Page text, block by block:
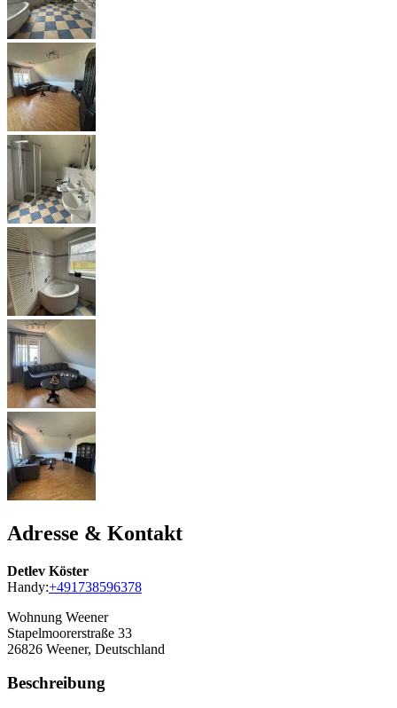
Adresse & Kontakt
Detlev Köster
Handy:+491738596378
Wohnung Weener
Stapelmoorerstraße 33
26826 Weener, Deutschland
Beschreibung